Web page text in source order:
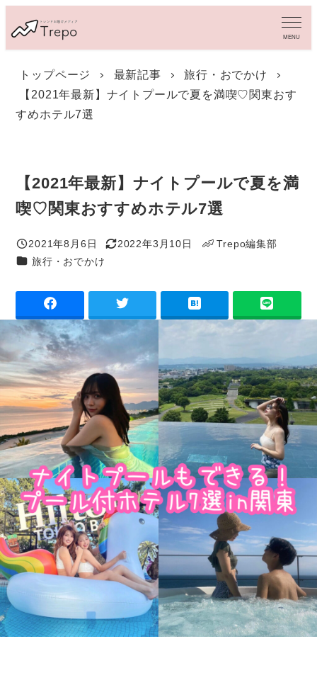
イ
MENU
トップページ 最新記事
旅行・おでかけ
【2021年最新】ナイトプールで夏を満喫♡関東おす
すめホテル7選
【2021年最新】ナイトプールで夏を満
喫♡関東おすすめホテル7選
投稿日
2021年8月6日
更新日
2022年3月10日
Trepo編集部
カテゴリー
旅行・おでかけ